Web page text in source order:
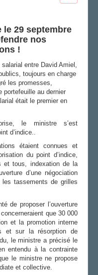
le 29 septembre
nos
!
entre David Amiel,
toujours en charge
les promesses,
portefeuille au dernier
était le premier en
le ministre s’est
d’indice..
étaient connues et
du point d’indice,
et tous, indexation de la
d’une négociation
les tassements de grilles
de proposer l’ouverture
que 30 000
et la promotion interne
et sur la résorption de
le ministre a précisé le
entendu à la contrainte
le ministre ne propose
et collective.